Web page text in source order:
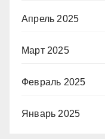
Апрель 2025
Март 2025
Февраль 2025
Январь 2025